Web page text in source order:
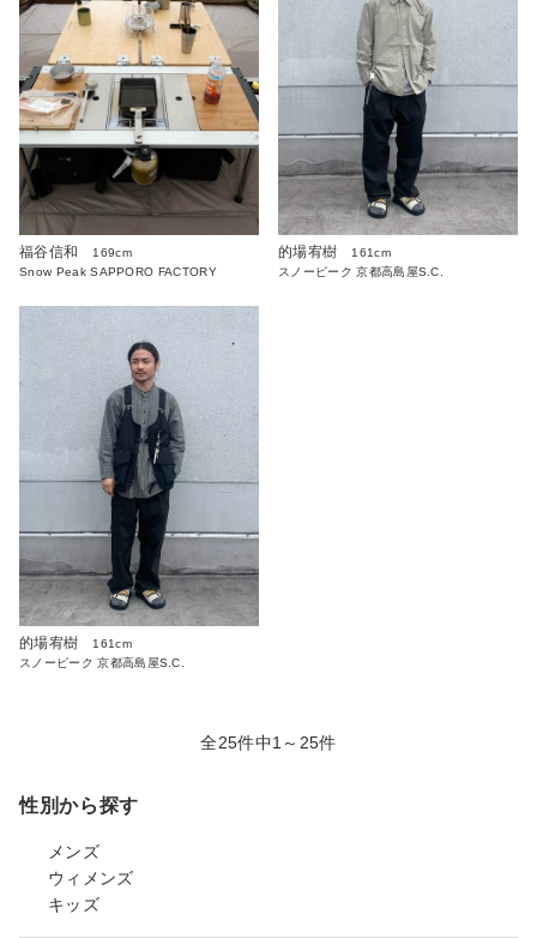
福谷信和
169cm
Snow Peak SAPPORO FACTORY
的場宥樹
161cm
スノーピーク 京都高島屋S.C.
的場宥樹
161cm
スノーピーク 京都高島屋S.C.
全25件中1～25件
性別から探す
メンズ
ウィメンズ
キッズ